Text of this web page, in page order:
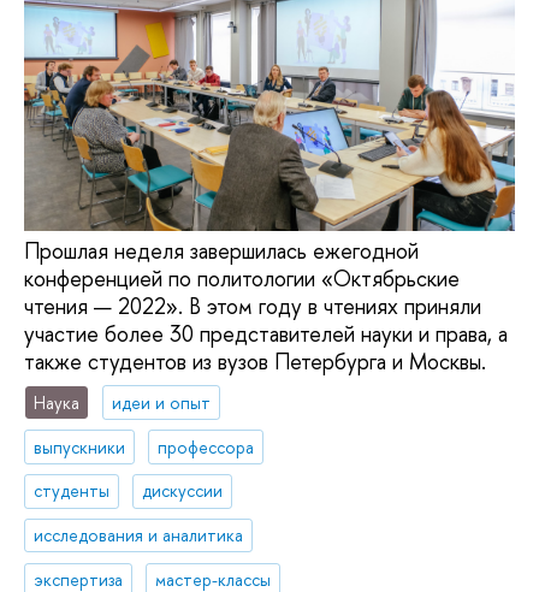
Прошлая неделя завершилась ежегодной
конференцией по политологии «Октябрьские
чтения — 2022». В этом году в чтениях приняли
участие более 30 представителей науки и права, а
также студентов из вузов Петербурга и Москвы.
Наука
идеи и опыт
выпускники
профессора
студенты
дискуссии
исследования и аналитика
экспертиза
мастер-классы